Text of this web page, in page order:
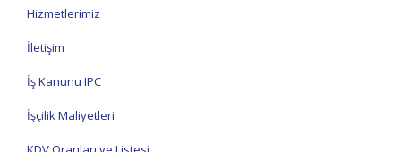
Hizmetlerimiz
İletişim
İş Kanunu IPC
İşçilik Maliyetleri